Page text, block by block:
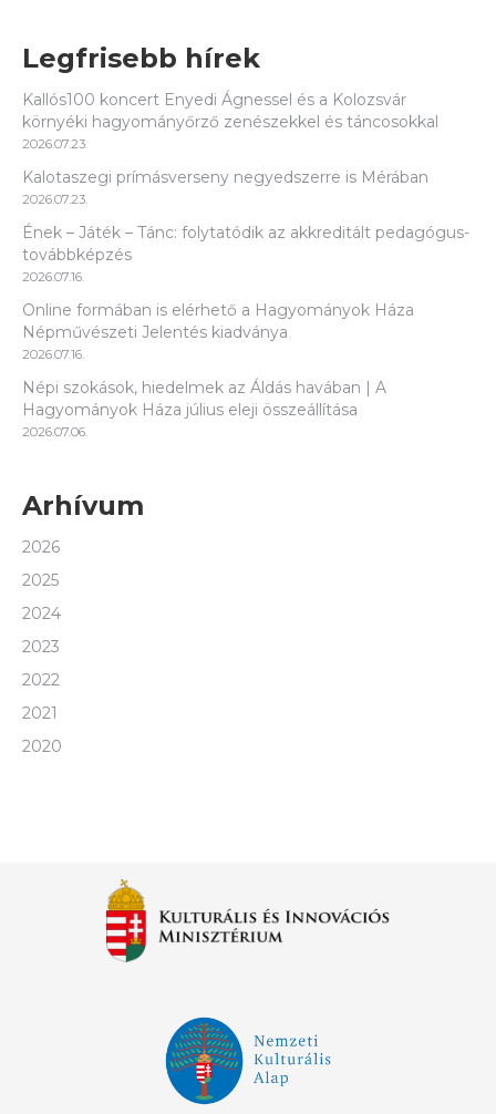
Legfrisebb hírek
Kallós100 koncert Enyedi Ágnessel és a Kolozsvár
környéki hagyományőrző zenészekkel és táncosokkal
2026.07.23.
Kalotaszegi prímásverseny negyedszerre is Mérában
2026.07.23.
Ének – Játék – Tánc: folytatódik az akkreditált pedagógus-
továbbképzés
2026.07.16.
Online formában is elérhető a Hagyományok Háza
Népművészeti Jelentés kiadványa
2026.07.16.
Népi szokások, hiedelmek az Áldás havában | A
Hagyományok Háza július eleji összeállítása
2026.07.06.
Arhívum
2026
2025
2024
2023
2022
2021
2020